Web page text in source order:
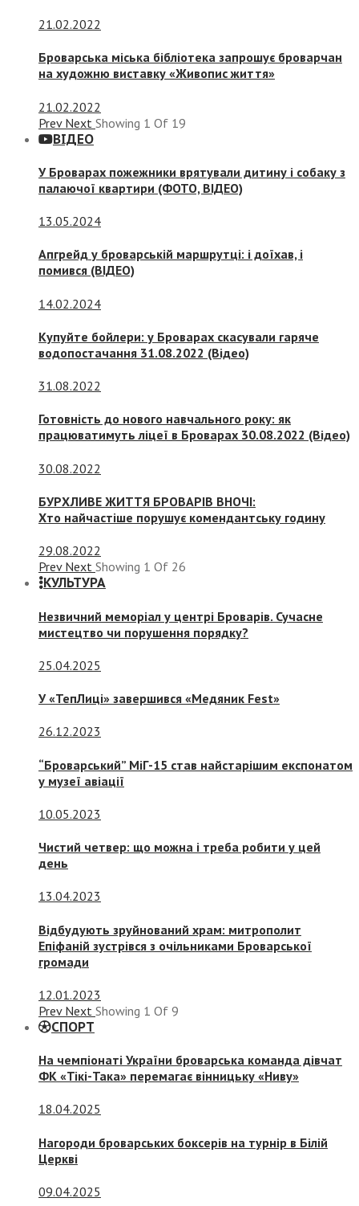
21.02.2022
Броварська міська бібліотека запрошує броварчан
на художню виставку «Живопис життя»
21.02.2022
Prev Next Showing 1 Of 19
ВІДЕО
У Броварах пожежники врятували дитину і собаку з
палаючої квартири (ФОТО, ВІДЕО)
13.05.2024
Апгрейд у броварській маршрутці: і доїхав, і
помився (ВІДЕО)
14.02.2024
Купуйте бойлери: у Броварах скасували гаряче
водопостачання 31.08.2022 (Відео)
31.08.2022
Готовність до нового навчального року: як
працюватимуть ліцеї в Броварах 30.08.2022 (Відео)
30.08.2022
БУРХЛИВЕ ЖИТТЯ БРОВАРІВ ВНОЧІ:
Хто найчастіше порушує комендантську годину
29.08.2022
Prev Next Showing 1 Of 26
КУЛЬТУРА
Незвичний меморіал у центрі Броварів. Сучасне
мистецтво чи порушення порядку?
25.04.2025
У «ТепЛиці» завершився «Медяник Fest»
26.12.2023
“Броварський” МіГ-15 став найстарішим експонатом
у музеї авіації
10.05.2023
Чистий четвер: що можна і треба робити у цей
день
13.04.2023
Відбудують зруйнований храм: митрополит
Епіфаній зустрівся з очільниками Броварської
громади
12.01.2023
Prev Next Showing 1 Of 9
СПОРТ
На чемпіонаті України броварська команда дівчат
ФК «Тікі-Така» перемагає вінницьку «Ниву»
18.04.2025
Нагороди броварських боксерів на турнір в Білій
Церкві
09.04.2025